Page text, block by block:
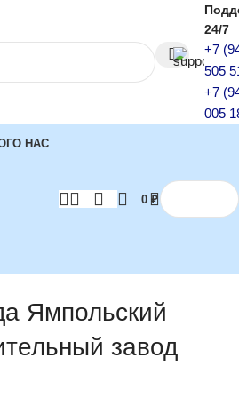
24/7
+7
505
+7
005
О НАС
0 ₽
Ямпольский
завод